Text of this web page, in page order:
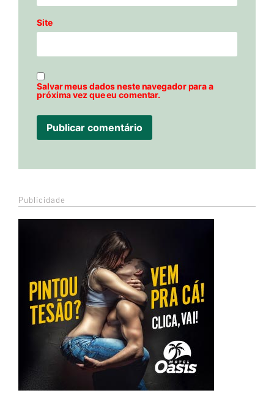
Site
Salvar meus dados neste navegador para a
próxima vez que eu comentar.
Publicidade